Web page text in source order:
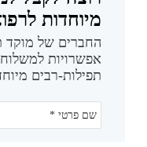
רבות היה בארץ
לא הצליחו
ואז פגש אותו
הרבי בירך את
חדרה. בדקו
מזוזה -